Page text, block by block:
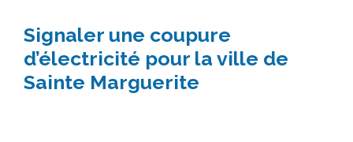
Signaler une coupure
d’électricité pour la ville de
Sainte Marguerite